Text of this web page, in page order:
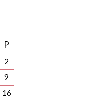
P
2
9
16